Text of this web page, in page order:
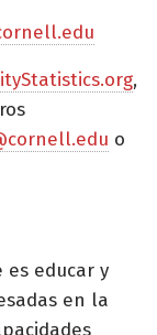
,
o
es educar y
en la